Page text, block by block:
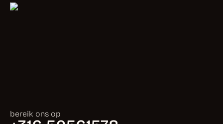
+316 50561578